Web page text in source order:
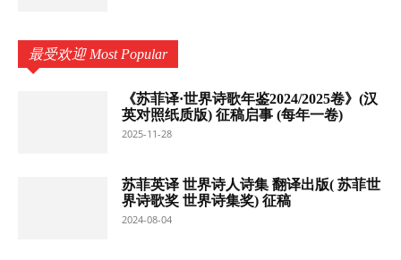
最受欢迎 Most Popular
《苏菲译·世界诗歌年鉴2024/2025卷》(汉
英对照纸质版) 征稿启事 (每年一卷)
2025-11-28
苏菲英译 世界诗人诗集 翻译出版( 苏菲世
界诗歌奖 世界诗集奖) 征稿
2024-08-04